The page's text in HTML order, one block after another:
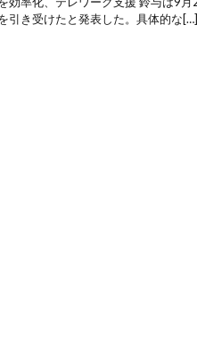
引き受けたと発表した。具体的な[…]